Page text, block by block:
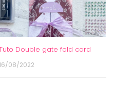
Double gate fold card
16/08/2022